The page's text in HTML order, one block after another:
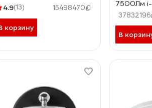
0001
4.9(13) 15498470
корзину
7500Лм i-
37832196
В